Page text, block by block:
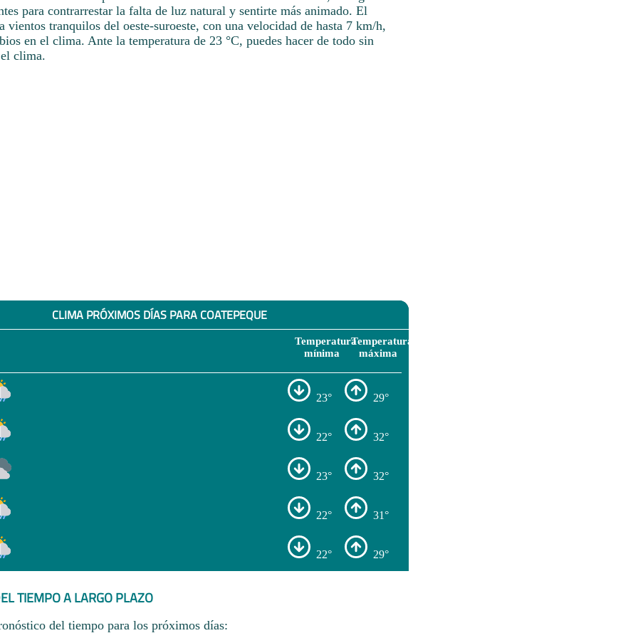
para contrarrestar la falta de luz natural y sentirte más animado. El
vientos tranquilos del oeste-suroeste, con una velocidad de hasta 7 km/h,
en el clima. Ante la temperatura de 23 °C, puedes hacer de todo sin
clima.
CLIMA PRÓXIMOS DÍAS PARA COATEPEQUE
Temperatura
mínima
Temperatura
máxima
23° 29°
22° 32°
23° 32°
22° 31°
22° 29°
TIEMPO A LARGO PLAZO
del tiempo para los próximos días: